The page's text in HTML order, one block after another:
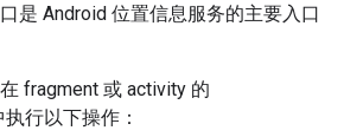
是 Android 位置信息服务的主要入口
fragment 或 activity 的
行以下操作：